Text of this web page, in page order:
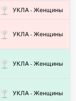
УКЛА - Женщины
УКЛА - Женщины
УКЛА - Женщины
УКЛА - Женщины